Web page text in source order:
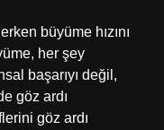
büyüme hızını
her şey
başarıyı değil,
göz ardı
göz ardı